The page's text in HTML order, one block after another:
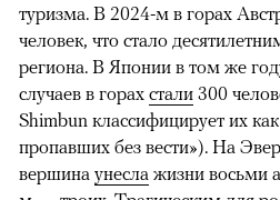
туризма. В 2024-м в горах
человек, что стало
региона. В Японии в том же
случаев в горах стали 300
Shimbun классифицирует их
пропавших без вести»). На
вершина унесла жизни восьми